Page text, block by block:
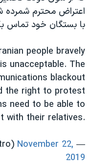
اعتراض محترم شمرده
با بستگان خود تماس
people bravely
unacceptable. The
blackout
the right to protest
need to be able to
with their relatives.
— Julián Castro (@JulianCastro)
November 22,
2019